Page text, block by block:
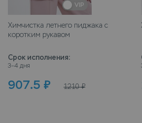
VIP
Химчистка летнего пиджака с
коротким рукавом
Срок исполнения:
3–4 дня
907.5 ₽ 1210 ₽